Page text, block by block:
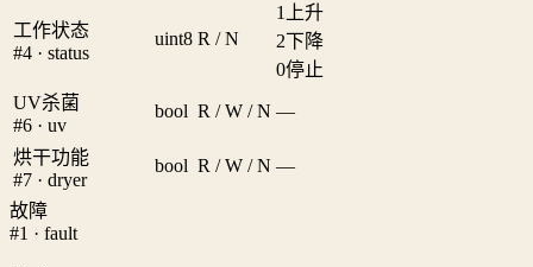
工作状态
#4 · status
uint8 R / N
1
上升
2下降
0停止
UV杀菌
#6 · uv
bool R / W / N —
烘干功能
#7 · dryer
bool R / W / N —
故障
#1 · fault